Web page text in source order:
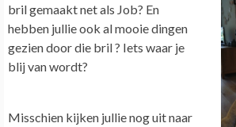
bril gemaakt net als Job? En
hebben jullie ook al mooie dingen
gezien door die bril ? Iets waar je
blij van wordt?
Misschien kijken jullie nog uit naar